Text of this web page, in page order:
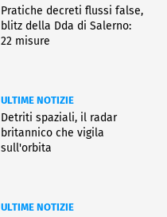
Pratiche decreti flussi false,
blitz della Dda di Salerno:
22 misure
ULTIME NOTIZIE
Detriti spaziali, il radar
britannico che vigila
sull'orbita
ULTIME NOTIZIE